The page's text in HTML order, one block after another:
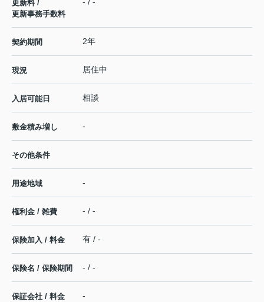
更新料 /
更新事務手数料
契約期間 2年
現況 居住中
入居可能日 相談
敷金積み増し -
その他条件
用途地域 -
権利金 / 雑費 - / -
保険加入 / 料金 有 / -
保険名 / 保険期間 - / -
保証会社 / 料金
-